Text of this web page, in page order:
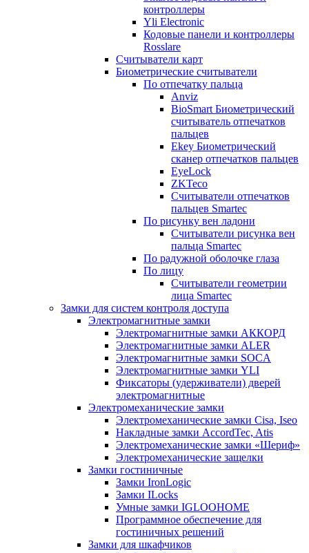
контроллеры
Yli Electronic
Кодовые панели и контроллеры
Rosslare
Считыватели карт
Биометрические считыватели
По отпечатку пальца
Anviz
BioSmart Биометрический
считыватель отпечатков
пальцев
Ekey Биометрический
сканер отпечатков пальцев
EyeLock
ZKTeco
Считыватели отпечатков
пальцев Smartec
По рисунку вен ладони
Считыватели рисунка вен
пальца Smartec
По радужной оболочке глаза
По лицу
Считыватели геометрии
лица Smartec
Замки для систем контроля доступа
Электромагнитные замки
Электромагнитные замки АККОРД
Электромагнитные замки ALER
Электромагнитные замки SOCA
Электромагнитные замки YLI
Фиксаторы (удерживатели) дверей
электромагнитные
Электромеханические замки
Электромеханические замки Cisa, Iseo
Накладные замки AccordTec, Atis
Электромеханические замки «Шериф»
Электромеханические защелки
Замки гостиничные
Замки IronLogic
Замки ILocks
Умные замки IGLOOHOME
Программное обеспечение для
гостиничных решений
Замки для шкафчиков